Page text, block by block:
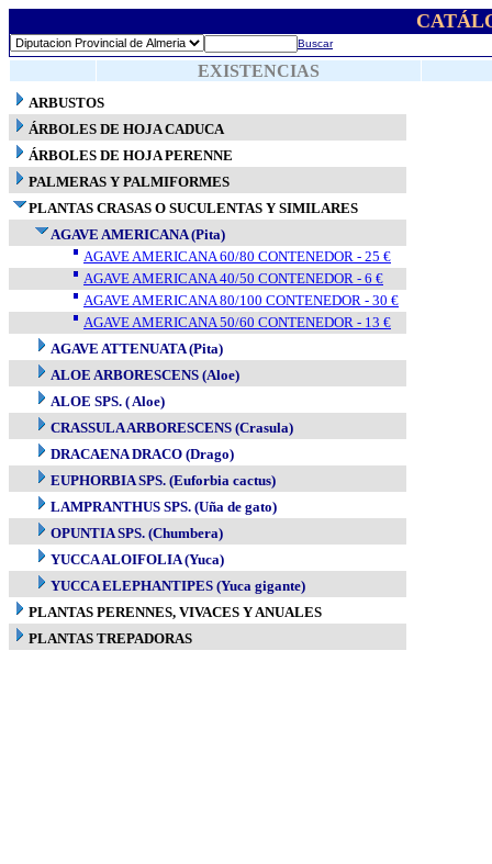
Buscar
EXISTENCIAS
ARBUSTOS
ÁRBOLES DE HOJA CADUCA
ÁRBOLES DE HOJA PERENNE
PALMERAS Y PALMIFORMES
PLANTAS CRASAS O SUCULENTAS Y SIMILARES
AGAVE AMERICANA (Pita)
AGAVE AMERICANA 60/80 CONTENEDOR - 25 €
AGAVE AMERICANA 40/50 CONTENEDOR - 6 €
AGAVE AMERICANA 80/100 CONTENEDOR - 30 €
AGAVE AMERICANA 50/60 CONTENEDOR - 13 €
AGAVE ATTENUATA (Pita)
ALOE ARBORESCENS (Aloe)
ALOE SPS. ( Aloe)
CRASSULA ARBORESCENS (Crasula)
DRACAENA DRACO (Drago)
EUPHORBIA SPS. (Euforbia cactus)
LAMPRANTHUS SPS. (Uña de gato)
OPUNTIA SPS. (Chumbera)
YUCCA ALOIFOLIA (Yuca)
YUCCA ELEPHANTIPES (Yuca gigante)
PLANTAS PERENNES, VIVACES Y ANUALES
PLANTAS TREPADORAS